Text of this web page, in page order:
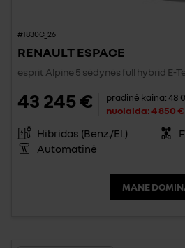
#1830C_26
RENAULT ESPACE
esprit Alpine 5 sėdynės full hybrid E-
43 245 € pradinė kaina:48
nuolaida:4 850 €
Hibridas (Benz./El.)
Automatinė
MANE